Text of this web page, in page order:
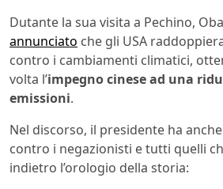
Dutante la sua visita a Pechino,
annunciato che gli USA
contro i cambiamenti climatici,
volta l’impegno cinese ad una
emissioni.
Nel discorso, il presidente ha
contro i negazionisti e tutti quelli
indietro l’orologio della storia: